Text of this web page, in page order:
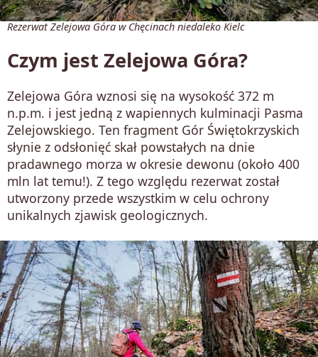
Rezerwat Zelejowa Góra w Chęcinach niedaleko Kielc
Czym jest Zelejowa Góra?
Zelejowa Góra wznosi się na wysokość 372 m
n.p.m. i jest jedną z wapiennych kulminacji Pasma
Zelejowskiego. Ten fragment Gór Świętokrzyskich
słynie z odsłonięć skał powstałych na dnie
pradawnego morza w okresie dewonu (około 400
mln lat temu!). Z tego względu rezerwat został
utworzony przede wszystkim w celu ochrony
unikalnych zjawisk geologicznych.